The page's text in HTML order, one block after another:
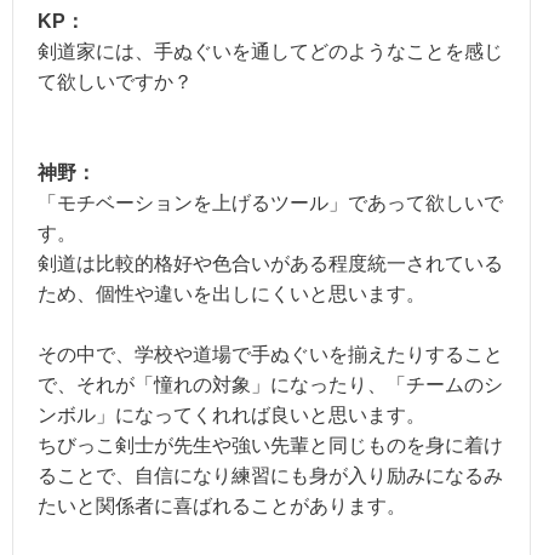
KP：
剣道家には、手ぬぐいを通してどのようなことを感じ
て欲しいですか？
神野：
「モチベーションを上げるツール」であって欲しいで
す。
剣道は比較的格好や色合いがある程度統一されている
ため、個性や違いを出しにくいと思います。
その中で、学校や道場で手ぬぐいを揃えたりすること
で、それが「憧れの対象」になったり、「チームのシ
ンボル」になってくれれば良いと思います。
ちびっこ剣士が先生や強い先輩と同じものを身に着け
ることで、自信になり練習にも身が入り励みになるみ
たいと関係者に喜ばれることがあります。